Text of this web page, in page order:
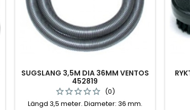
SUGSLANG 3,5M DIA 36MM VENTOS
452819
(0)
Längd 3,5 meter. Diameter: 36 mm.